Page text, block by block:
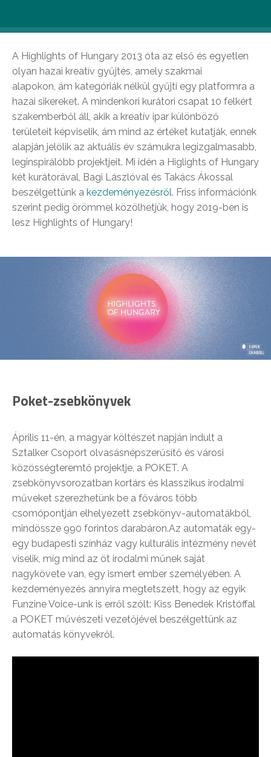
A Highlights of Hungary 2013 óta az első és egyetlen
olyan hazai kreatív gyűjtés, amely szakmai
alapokon, ám kategóriák nélkül gyűjti egy platformra a
hazai sikereket. A mindenkori kurátori csapat 10 felkért
szakemberből áll, akik a kreatív ipar különböző
területeit képviselik, ám mind az értéket kutatják, ennek
alapján jelölik az aktuális év számukra legizgalmasabb,
leginspirálóbb projektjeit. Mi idén a Higlights of Hungary
két kurátorával, Bagi Lászlóval és Takács Ákossal
beszélgettünk a kezdeményezésről. Friss információnk
szerint pedig örömmel közölhetjük, hogy 2019-ben is
lesz Highlights of Hungary!
Poket-zsebkönyvek
Április 11-én, a magyar költészet napján indult a
Sztalker Csoport olvasásnépszerűsítő és városi
közösségteremtő projektje, a POKET. A
zsebkönyvsorozatban kortárs és klasszikus irodalmi
műveket szerezhetünk be a főváros több
csomópontján elhelyezett zsebkönyv-automatákból,
mindössze 990 forintos darabáron.Az automaták egy-
egy budapesti színház vagy kulturális intézmény nevét
viselik, míg mind az öt irodalmi műnek saját
nagykövete van, egy ismert ember személyében. A
kezdeményezés annyira megtetszett, hogy az egyik
Funzine Voice-unk is erről szólt: Kiss Benedek Kristóffal
a POKET művészeti vezetőjével beszélgettünk az
automatás könyvekről.